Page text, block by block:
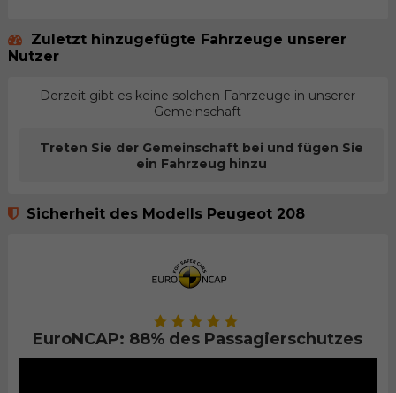
Zuletzt hinzugefügte Fahrzeuge unserer
Nutzer
Derzeit gibt es keine solchen Fahrzeuge in unserer
Gemeinschaft
Treten Sie der Gemeinschaft bei und fügen Sie
ein Fahrzeug hinzu
Sicherheit des Modells Peugeot 208
EuroNCAP: 88% des Passagierschutzes